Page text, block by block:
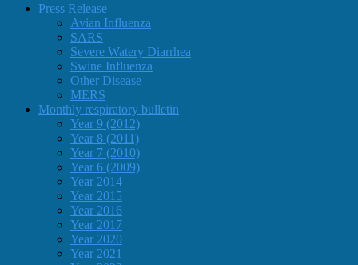
Press Release
Avian Influenza
SARS
Severe Watery Diarrhea
Swine Influenza
Other Disease
MERS
Monthly respiratory bulletin
Year 9 (2012)
Year 8 (2011)
Year 7 (2010)
Year 6 (2009)
Year 2014
Year 2015
Year 2016
Year 2017
Year 2020
Year 2021